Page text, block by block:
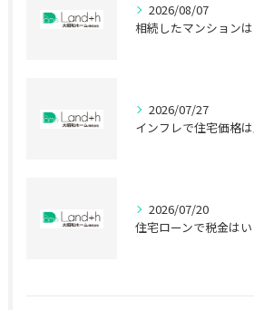
2026/08/07
2026/07/27
2026/07/20